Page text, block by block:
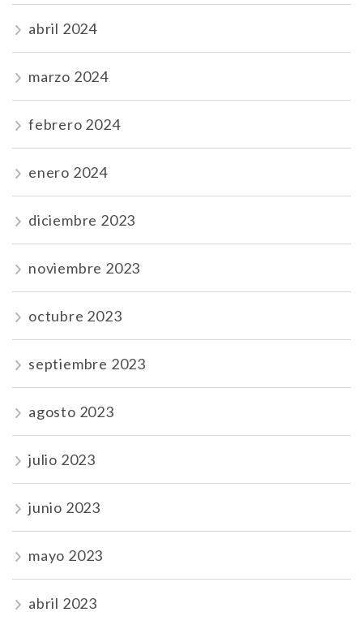
abril 2024
marzo 2024
febrero 2024
enero 2024
diciembre 2023
noviembre 2023
octubre 2023
septiembre 2023
agosto 2023
julio 2023
junio 2023
mayo 2023
abril 2023